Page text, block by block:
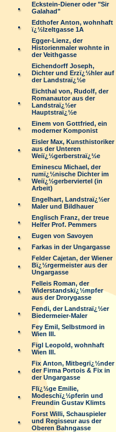
Eckstein-Diener oder "Sir
Galahad"
Edthofer Anton, wohnhaft
ï¿½lzeltgasse 1A
Egger-Lienz, der
Historienmaler wohnte in
der Veithgasse
Eichendorff Joseph,
Dichter und Erzï¿½hler auf
der Landstraï¿½e
Eichthal von, Rudolf, der
Romanautor aus der
Landstraï¿½er
Hauptstraï¿½e
Einem von Gottfried, ein
moderner Komponist
Eisler Max, Kunsthistoriker
aus der Unteren
Weiï¿½gerberstraï¿½e
Eminescu Michael, der
rumï¿½nische Dichter im
Weiï¿½gerberviertel (in
Arbeit)
Engelhart, Landstraï¿½er
Maler und Bildhauer
Englisch Franz, der treue
Helfer Prof. Pemmers
Eugen von Savoyen
Farkas in der Ungargasse
Felder Cajetan, der Wiener
Bï¿½rgermeister aus der
Ungargasse
Felleis Roman, der
Widerstandskï¿½mpfer
aus der Drorygasse
Fendi, der Landstraï¿½er
Biedermeier-Maler
Fey Emil, Selbstmord in
Wien III.
Figl Leopold, wohnhaft
Wien III.
Fix Anton, Mitbegrï¿½nder
der Firma Portois & Fix in
der Ungargasse
Flï¿½ge Emilie,
Modeschï¿½pferin und
Freundin Gustav Klimts
Forst Willi, Schauspieler
und Regisseur aus der
Oberen Bahngasse